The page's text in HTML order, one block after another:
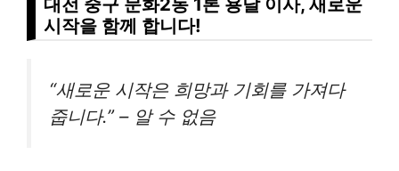
시작을 함께 합니다!
“새로운 시작은 희망과 기회를 가져다
줍니다.” – 알 수 없음